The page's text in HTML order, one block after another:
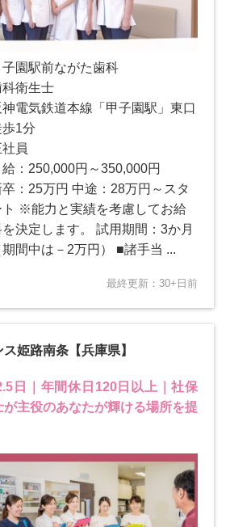
子園駅前ながた歯科
科衛生士
神電気鉄道本線「甲子園駅」東口
歩1分
社員
給：250,000円～350,000円
卒：25万円 中途：28万円～スタ
ト ※能力と実績を考慮してお給
を決定します。 試用期間：3か月
期間中は－2万円） ■諸手当 ...
最終更新：30+日前
姫路南条【兵庫県】
日｜年間休日120日以上｜社保
が主役のあなたが輝ける場所を提